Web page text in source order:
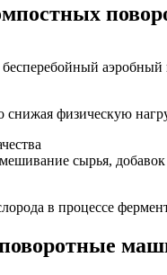
снижая физическую
сырья,
в процессе